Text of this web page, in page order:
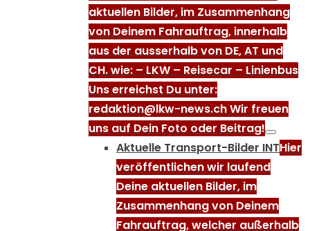
aktuellen Bilder, im Zusammenhang
von Deinem Fahrauftrag, innerhalb
aus der ausserhalb von DE, AT und
CH. wie: – LKW – Reisecar – Linienbus
Uns erreichst Du unter:
redaktion@lkw-news.ch Wir freuen
uns auf Dein Foto oder Beitrag!
Aktuelle Transport-Bilder INTHier
veröffentlichen wir laufend
Deine aktuellen Bilder, im
Zusammenhang von Deinem
Fahrauftrag, welcher außerhalb